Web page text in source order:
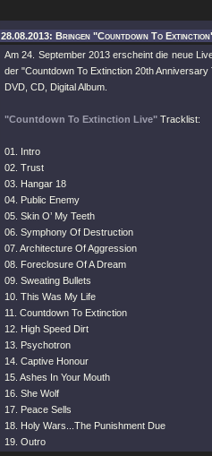
28.08.2013: Bringen "Countdown To
Am 24. September 2013 erscheint die neue
der "Countdown To Extinction 20th Anniversary
DVD, CD, Digital Album.
"Countdown To Extinction Live" Tracklist:
01. Intro
02. Trust
03. Hangar 18
04. Public Enemy
05. Skin O’ My Teeth
06. Symphony Of Destruction
07. Architecture Of Aggression
08. Foreclosure Of A Dream
09. Sweating Bullets
10. This Was My Life
11. Countdown To Extinction
12. High Speed Dirt
13. Psychotron
14. Captive Honour
15. Ashes In Your Mouth
16. She Wolf
17. Peace Sells
18. Holy Wars...The Punishment Due
19. Outro